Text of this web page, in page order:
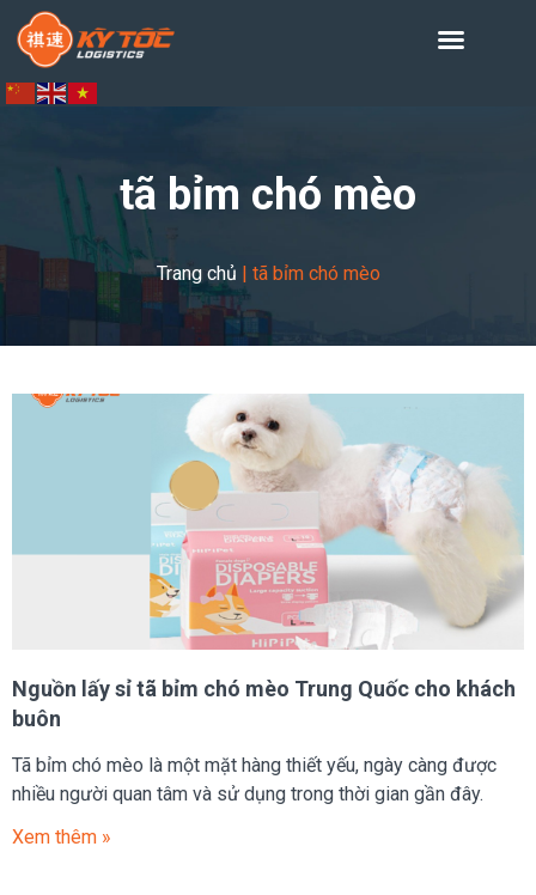
tã bỉm chó mèo
Trang chủ | tã bỉm chó mèo
Nguồn lấy sỉ tã bỉm chó mèo Trung Quốc cho khách
buôn
Tã bỉm chó mèo là một mặt hàng thiết yếu, ngày càng được
nhiều người quan tâm và sử dụng trong thời gian gần đây.
Xem thêm »